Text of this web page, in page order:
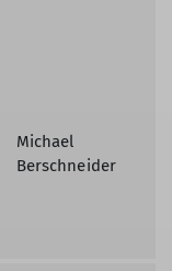
Michael
Berschneider